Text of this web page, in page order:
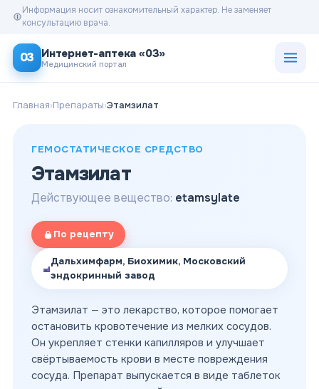
Информация носит ознакомительный характер. Не заменяет
консультацию врача.
03 Интернет-аптека «03»
Медицинский портал
Главная›Препараты›Этамзилат
ГЕМОСТАТИЧЕСКОЕ СРЕДСТВО
Этамзилат
Действующее вещество: etamsylate
По рецепту
Дальхимфарм, Биохимик, Московский
эндокринный завод
Этамзилат — это лекарство, которое помогает
остановить кровотечение из мелких сосудов.
Он укрепляет стенки капилляров и улучшает
свёртываемость крови в месте повреждения
сосуда. Препарат выпускается в виде таблеток